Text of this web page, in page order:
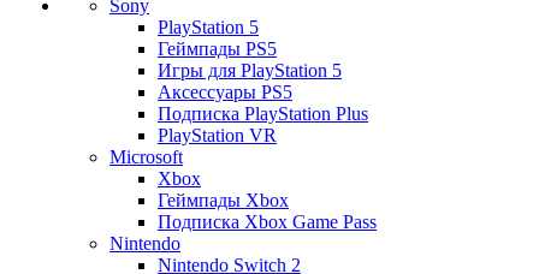
Sony
PlayStation 5
Геймпады PS5
Игры для PlayStation 5
Аксессуары PS5
Подписка PlayStation Plus
PlayStation VR
Microsoft
Xbox
Геймпады Xbox
Подписка Xbox Game Pass
Nintendo
Nintendo Switch 2